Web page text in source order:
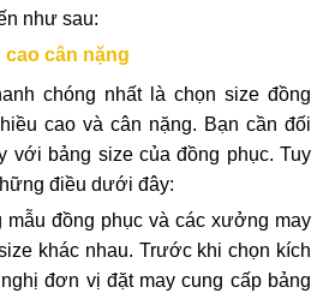
như sau:
cân nặng
chóng nhất là chọn size đồng
cao và cân nặng. Bạn cần đối
với bảng size của đồng phục. Tuy
điều dưới đây:
mẫu đồng phục và các xưởng may
khác nhau. Trước khi chọn kích
đơn vị đặt may cung cấp bảng